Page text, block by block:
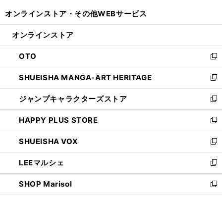
開
ン
ウ
で
開
く
ウ
ン
ド
ウ
で
開
く
オンラインストア・ その他WEBサービス
オンラインストア
OTO
新
し
い
ウ
ィ
ン
ド
ウ
で
開
く
SHUEISHA MANGA-ART HERITAGE
新
し
い
ウ
ィ
ン
ド
ウ
で
開
く
ジャンプキャラクターズストア
新
し
い
ウ
ィ
ン
ド
ウ
で
開
HAPPY PLUS STORE
新
し
い
ウ
ィ
ン
ド
ウ
SHUEISHA VOX
新
し
い
ウ
ィ
ン
LEEマルシェ
新
し
い
ウ
SHOP Marisol
新
し